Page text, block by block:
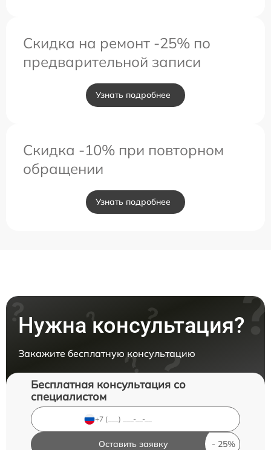
Скидка на ремонт -25% по
предварительной записи
Узнать подробнее
Скидка -10% при повторном
обращении
Узнать подробнее
Нужна консультация?
Закажите бесплатную консультацию
Бесплатная консультация со
специалистом
Оставить заявку